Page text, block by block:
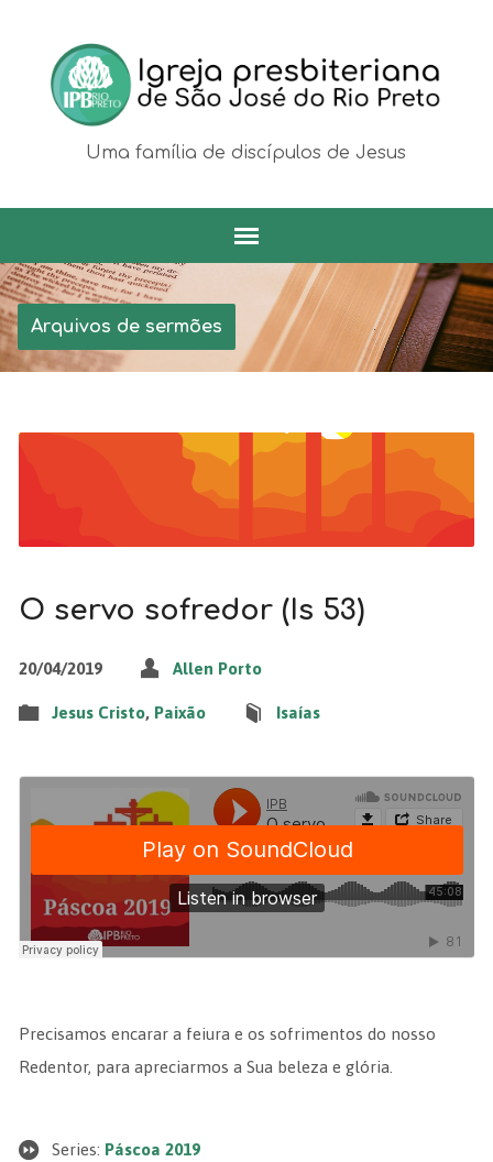
Uma família de discípulos de Jesus
Arquivos de sermões
O servo sofredor (Is 53)
20/04/2019 Allen Porto
Jesus Cristo, Paixão Isaías
Precisamos encarar a feiura e os sofrimentos do nosso
Redentor, para apreciarmos a Sua beleza e glória.
Series: Páscoa 2019